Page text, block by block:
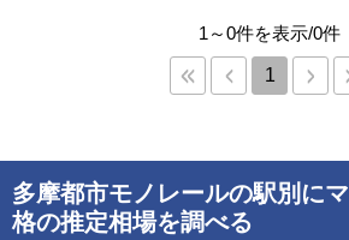
1～0件を表示/0件
1
多摩都市モノレールの駅別に
格の推定相場を調べる